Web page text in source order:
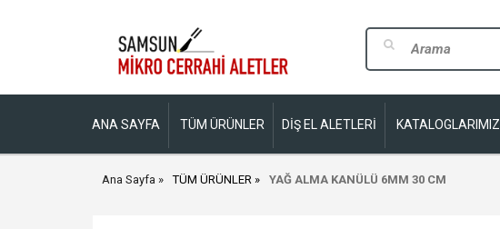
ANA SAYFA TÜM ÜRÜNLER DİŞ EL ALETLERİ KATALOGLARIMIZ
Ana Sayfa TÜM ÜRÜNLER YAĞ ALMA KANÜLÜ 6MM 30 CM